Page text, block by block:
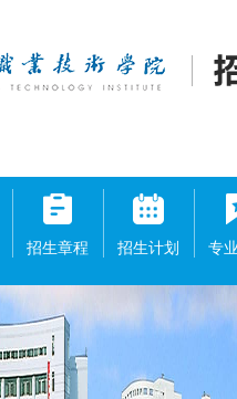
招生章程 招生计划 专